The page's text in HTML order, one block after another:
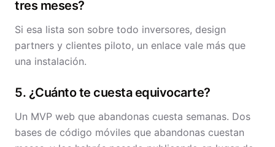
tres meses?
Si esa lista son sobre todo inversores, design
partners y clientes piloto, un enlace vale más que
una instalación.
5. ¿Cuánto te cuesta equivocarte?
Un MVP web que abandonas cuesta semanas. Dos
bases de código móviles que abandonas cuestan